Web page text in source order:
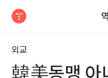
외교
韓美동맹 아